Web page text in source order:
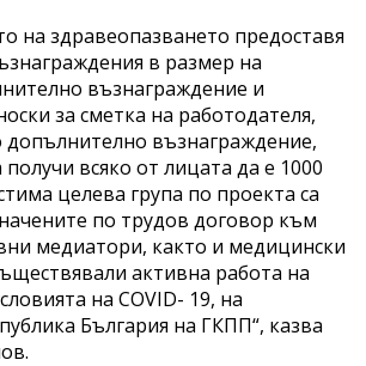
на здравеопазването предоставя
в размер на
възнаграждение и
за сметка на работодателя,
допълнително възнаграждение,
всяко от лицата да е 1000
целева група по проекта са
по трудов договор към
медиатори, както и медицински
активна работа на
на COVID- 19, на
България на ГКПП“, казва